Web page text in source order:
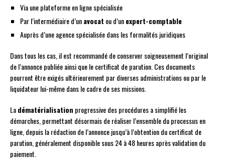
Via une plateforme en ligne spécialisée
Par l’intermédiaire d’unavocat ou d’unexpert-comptable
Auprès d’une agence spécialisée dans les formalités juridiques
Dans tous les cas, il est recommandé de conserver soigneusement l’original
de l’annonce publiée ainsi que le certificat de parution. Ces documents
pourront être exigés ultérieurement par diverses administrations ou par le
liquidateur lui-même dans le cadre de ses missions.
Ladématérialisation progressive des procédures a simplifié les
démarches, permettant désormais de réaliser l’ensemble du processus en
ligne, depuis la rédaction de l’annonce jusqu’à l’obtention du certificat de
parution, généralement disponible sous 24 à 48 heures après validation du
paiement.